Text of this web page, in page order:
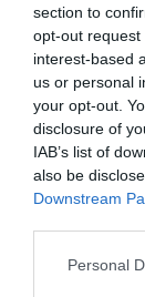
section to
opt-out request
interest-based
us or personal
your opt-out.
disclosure of
IAB’s list of
also be
Downstream
Personal